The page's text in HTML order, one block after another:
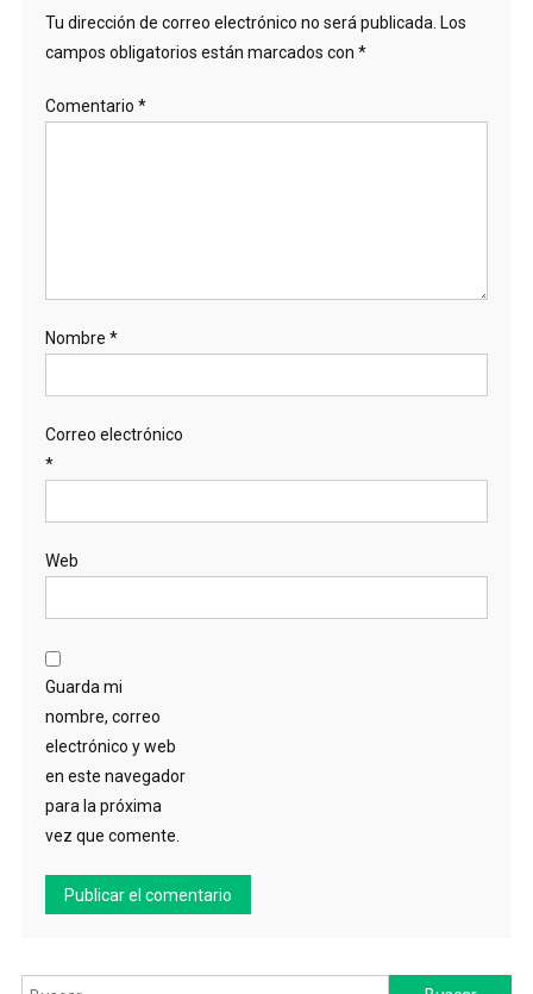
Tu dirección de correo electrónico no será publicada. Los
campos obligatorios están marcados con *
Comentario *
Nombre *
Correo electrónico
*
Web
Guarda mi
nombre, correo
electrónico y web
en este navegador
para la próxima
vez que comente.
Buscar: